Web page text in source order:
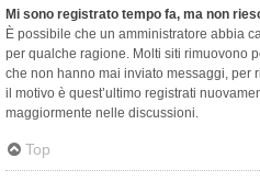
Mi sono registrato tempo fa, ma non
È possibile che un amministratore abbia
per qualche ragione. Molti siti rimuovono
che non hanno mai inviato messaggi, per
il motivo è quest’ultimo registrati
maggiormente nelle discussioni.
Top